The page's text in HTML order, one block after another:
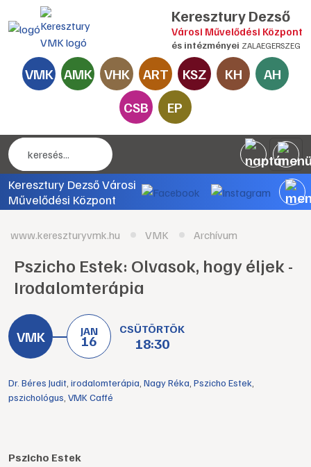
Keresztury Dezső
Városi Művelődési Központ
és intézményei ZALAEGERSZEG
VMK AMK VHK ART KSZ KH
AH
CSB
EP
Keresztury Dezső Városi
Művelődési Központ
www.kereszturyvmk.hu VMK Archívum
Pszicho Estek: Olvasok, hogy éljek -
Irodalomterápia
JAN
16
CSÜTÖRTÖK
18:30
Dr. Béres Judit irodalomterápia Nagy Réka Pszicho Estek
pszichológus VMK Caffé
Pszicho Estek